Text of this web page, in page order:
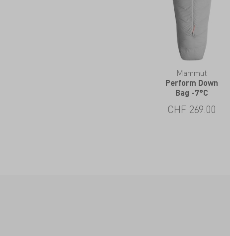
Mammut
Perform Down
Bag -7°C
CHF 269.00